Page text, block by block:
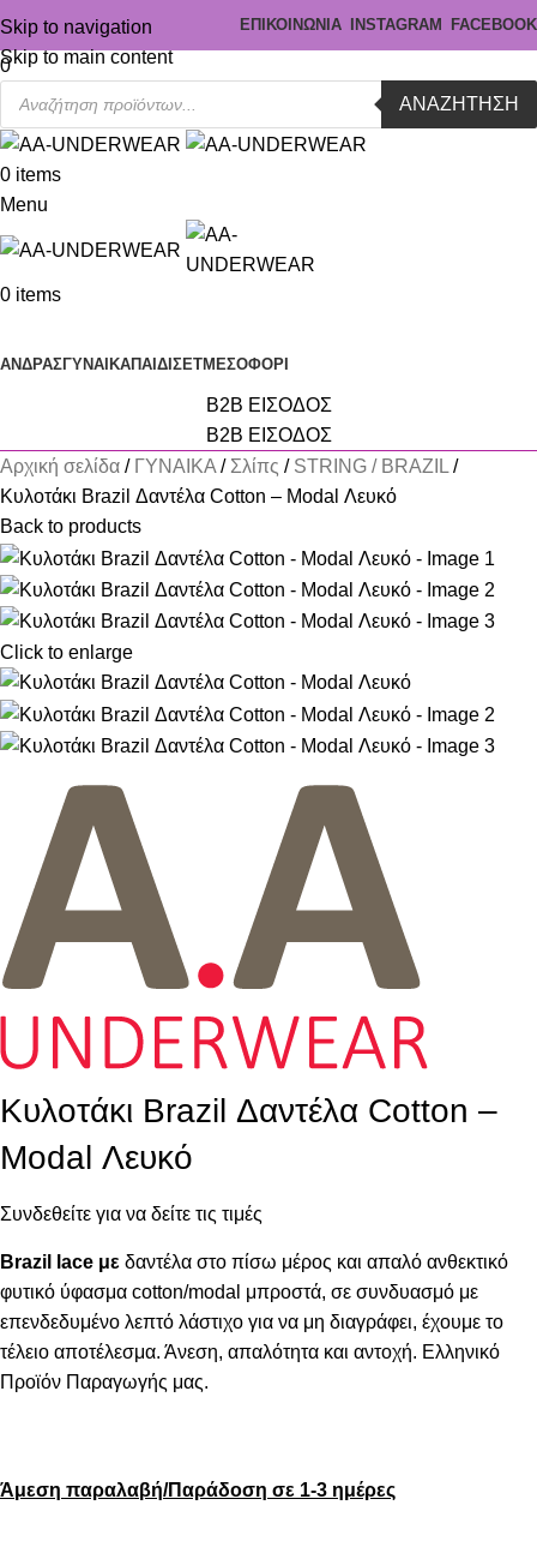
Skip to navigation
Skip to main content
ΕΠΙΚΟΙΝΩΝΙΑ INSTAGRAM FACEBOOK
0
ΑΝΑΖΉΤΗΣΗ
0 items
Menu
0 items
ΑΝΔΡΑΣΓΥΝΑΙΚΑΠΑΙΔΙ ΣΕΤΜΕΣΟΦΟΡΙ
B2B ΕΙΣΟΔΟΣ
B2B ΕΙΣΟΔΟΣ
Αρχική σελίδα
ΓΥΝΑΙΚΑ Σλίπς
STRING / BRAZIL
Κυλοτάκι Brazil Δαντέλα Cotton – Modal Λευκό
Back to products
Click to enlarge
Κυλοτάκι Brazil Δαντέλα Cotton –
Modal Λευκό
Συνδεθείτε για να δείτε τις τιμές
Brazil lace με δαντέλα στο πίσω μέρος και απαλό ανθεκτικό
φυτικό ύφασμα cotton/modal μπροστά, σε συνδυασμό με
επενδεδυμένο λεπτό λάστιχο για να μη διαγράφει, έχουμε το
τέλειο αποτέλεσμα. Άνεση, απαλότητα και αντοχή. Ελληνικό
Προϊόν Παραγωγής μας.
Άμεση παραλαβή/Παράδοση σε 1-3 ημέρες